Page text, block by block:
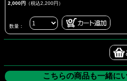
2,000円 （税込2,200円）
数量：
こちらの商品も一緒に